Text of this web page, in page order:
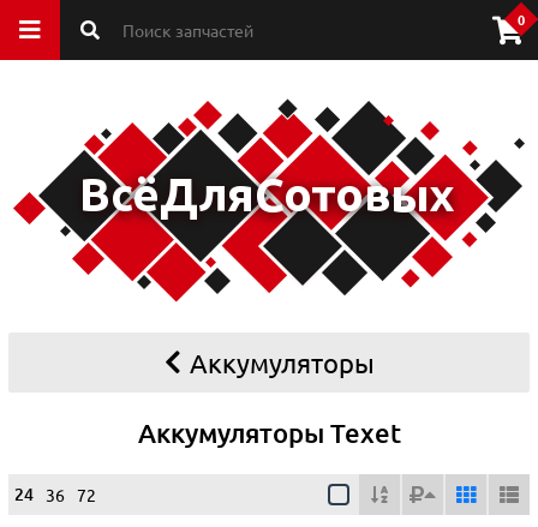
0
Аккумуляторы
Аккумуляторы Texet
24 36 72